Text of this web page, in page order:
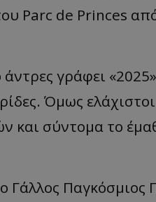
Parc de Princes
γράφει
Όμως
σύντομα το
Παγκόσμιος